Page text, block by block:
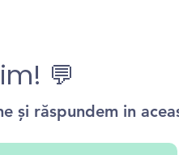
💬
și răspundem in